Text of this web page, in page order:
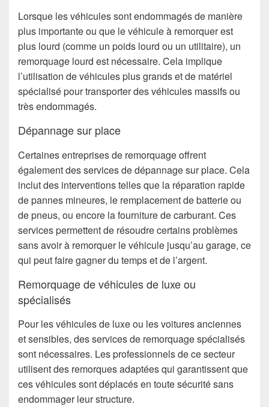
Lorsque les véhicules sont endommagés de manière
plus importante ou que le véhicule à remorquer est
plus lourd (comme un poids lourd ou un utilitaire), un
remorquage lourd est nécessaire. Cela implique
l’utilisation de véhicules plus grands et de matériel
spécialisé pour transporter des véhicules massifs ou
très endommagés.
Dépannage sur place
Certaines entreprises de remorquage offrent
également des services de dépannage sur place. Cela
inclut des interventions telles que la réparation rapide
de pannes mineures, le remplacement de batterie ou
de pneus, ou encore la fourniture de carburant. Ces
services permettent de résoudre certains problèmes
sans avoir à remorquer le véhicule jusqu’au garage, ce
qui peut faire gagner du temps et de l’argent.
Remorquage de véhicules de luxe ou
spécialisés
Pour les véhicules de luxe ou les voitures anciennes
et sensibles, des services de remorquage spécialisés
sont nécessaires. Les professionnels de ce secteur
utilisent des remorques adaptées qui garantissent que
ces véhicules sont déplacés en toute sécurité sans
endommager leur structure.